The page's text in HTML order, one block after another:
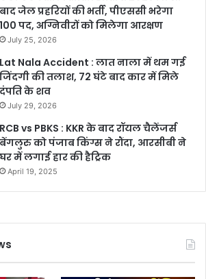
बाद जेल प्रहरियों की भर्ती, पीएससी भरेगा
100 पद, अग्निवीरों को मिलेगा आरक्षण
July 25, 2026
Lat Nala Accident : लात नाला में थम गई
जिंदगी की तलाश, 72 घंटे बाद कार में मिले
दंपति के शव
July 29, 2026
RCB vs PBKS : KKR के बाद रॉयल चैलेंजर्स
बेंगलुरु को पंजाब किंग्स ने रौंदा, आरसीबी ने
घर में लगाई हार की हैट्रिक
April 19, 2025